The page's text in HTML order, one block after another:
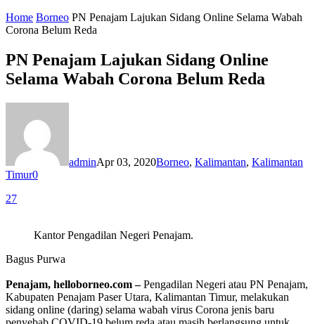
Home Borneo PN Penajam Lajukan Sidang Online Selama Wabah
Corona Belum Reda
PN Penajam Lajukan Sidang Online
Selama Wabah Corona Belum Reda
adminApr 03, 2020Borneo, Kalimantan, Kalimantan
Timur0
27
Kantor Pengadilan Negeri Penajam.
Bagus Purwa
Penajam, helloborneo.com –Pengadilan Negeri atau PN Penajam,
Kabupaten Penajam Paser Utara, Kalimantan Timur, melakukan
sidang online (daring) selama wabah virus Corona jenis baru